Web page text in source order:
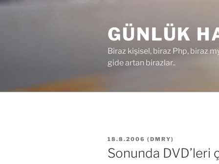
İçeriğe
GÜNLÜK
Biraz kişisel, biraz Php, biraz
gide artan birazlar..
YAYIM
TARIHI
18.8.2006 ( DMRY)
Sonunda DVD’leri